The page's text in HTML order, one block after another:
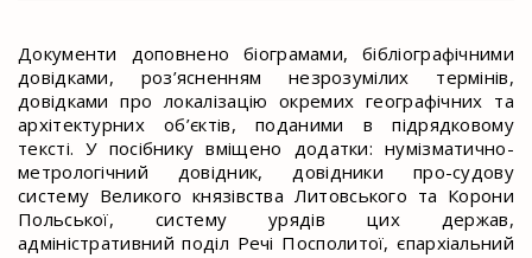
Документи доповне­но біограмами, бібліографічними
довідками, роз’ясненням незрозумілих термінів,
довідками про локалізацію окремих географічних та
архітектурних об’єктів, поданими в підрядковому
тексті. У посібнику вміщено додатки: нумізматично-
метрологічний довідник, довідники про-судову
систему Великого князівства Литовського та Корони
Польської, систему урядів цих держав,
адміністративний поділ Речі Посполитої, єпархіальний